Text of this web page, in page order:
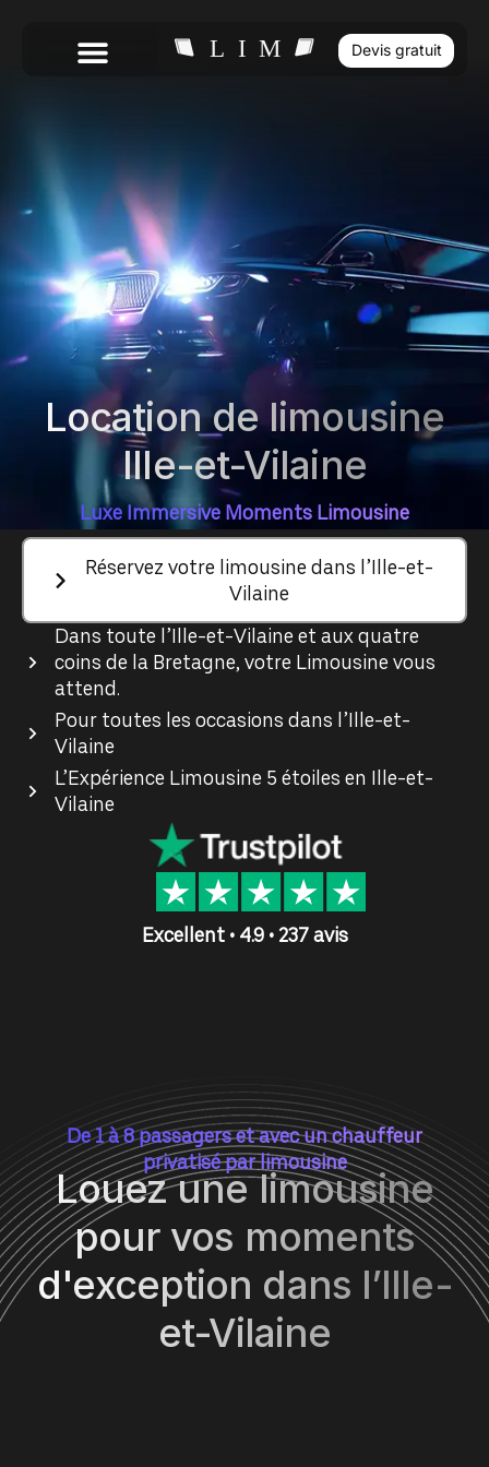
Devis gratuit
Location de limousine
Ille-et-Vilaine
Luxe Immersive Moments Limousine
Réservez votre limousine dans l’Ille-et-
Vilaine
Dans toute l’Ille-et-Vilaine et aux quatre
coins de la Bretagne, votre Limousine vous
attend.
Pour toutes les occasions dans l’Ille-et-
Vilaine
L’Expérience Limousine 5 étoiles en Ille-et-
Vilaine
Excellent • 4.9 • 237 avis
De 1 à 8 passagers et avec un chauffeur
privatisé par limousine
Louez une limousine
pour vos moments
d'exception dans l’Ille-
et-Vilaine